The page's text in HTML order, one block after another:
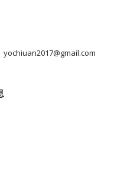
yochiuan2017@gmail.com